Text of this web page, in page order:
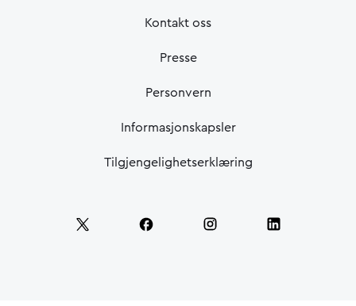
Kontakt oss
Presse
Personvern
Informasjonskapsler
Tilgjengelighetserklæring